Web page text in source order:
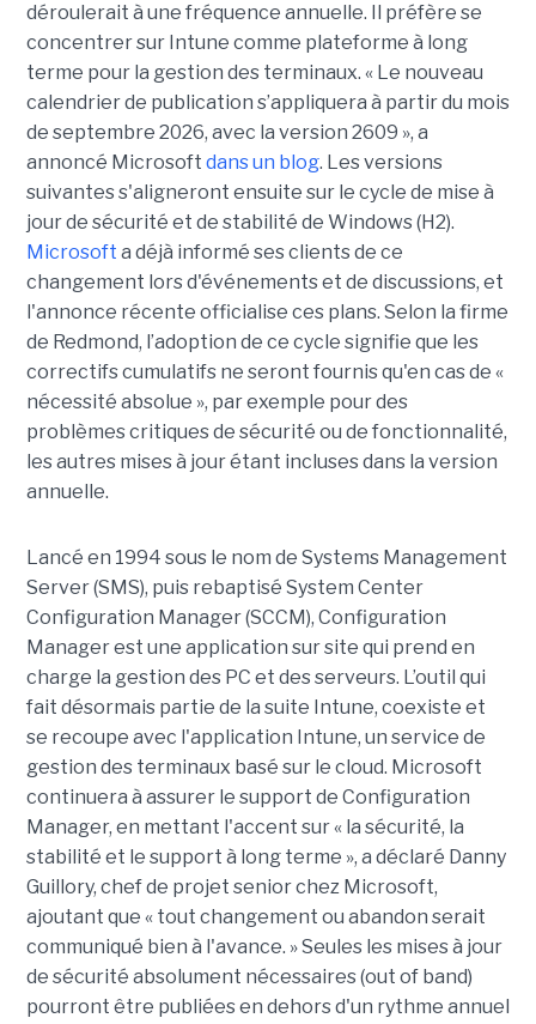
déroulerait à une fréquence annuelle. Il préfère se
concentrer sur Intune comme plateforme à long
terme pour la gestion des terminaux. « Le nouveau
calendrier de publication s’appliquera à partir du mois
de septembre 2026, avec la version 2609 », a
annoncé Microsoft dans un blog. Les versions
suivantes s'aligneront ensuite sur le cycle de mise à
jour de sécurité et de stabilité de Windows (H2).
Microsoft a déjà informé ses clients de ce
changement lors d'événements et de discussions, et
l'annonce récente officialise ces plans. Selon la firme
de Redmond, l’adoption de ce cycle signifie que les
correctifs cumulatifs ne seront fournis qu'en cas de «
nécessité absolue », par exemple pour des
problèmes critiques de sécurité ou de fonctionnalité,
les autres mises à jour étant incluses dans la version
annuelle.
Lancé en 1994 sous le nom de Systems Management
Server (SMS), puis rebaptisé System Center
Configuration Manager (SCCM), Configuration
Manager est une application sur site qui prend en
charge la gestion des PC et des serveurs. L’outil qui
fait désormais partie de la suite Intune, coexiste et
se recoupe avec l'application Intune, un service de
gestion des terminaux basé sur le cloud. Microsoft
continuera à assurer le support de Configuration
Manager, en mettant l'accent sur « la sécurité, la
stabilité et le support à long terme », a déclaré Danny
Guillory, chef de projet senior chez Microsoft,
ajoutant que « tout changement ou abandon serait
communiqué bien à l'avance. » Seules les mises à jour
de sécurité absolument nécessaires (out of band)
pourront être publiées en dehors d'un rythme annuel